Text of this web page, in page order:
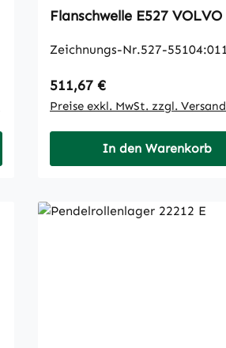
Flanschwelle E527 VOLVO
Zeichnungs-Nr.527-
Regulärer Preis:
511,67 €
Preise exkl. MwSt. zzgl.
In den Warenkorb